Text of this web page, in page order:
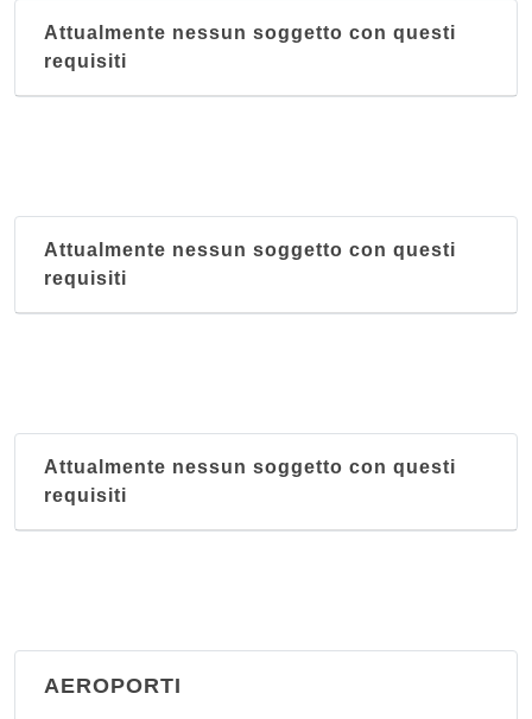
Attualmente nessun soggetto con questi
requisiti
Attualmente nessun soggetto con questi
requisiti
Attualmente nessun soggetto con questi
requisiti
AEROPORTI